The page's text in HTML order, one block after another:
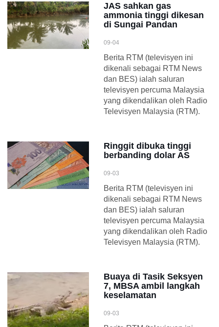
JAS sahkan gas
ammonia tinggi dikesan
di Sungai Pandan
09-04
Berita RTM (televisyen ini
dikenali sebagai RTM News
dan BES) ialah saluran
televisyen percuma Malaysia
yang dikendalikan oleh Radio
Televisyen Malaysia (RTM).
Ringgit dibuka tinggi
berbanding dolar AS
09-03
Berita RTM (televisyen ini
dikenali sebagai RTM News
dan BES) ialah saluran
televisyen percuma Malaysia
yang dikendalikan oleh Radio
Televisyen Malaysia (RTM).
Buaya di Tasik Seksyen
7, MBSA ambil langkah
keselamatan
09-03